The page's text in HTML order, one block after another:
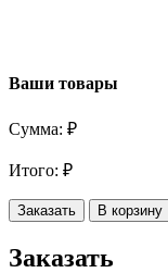
Ваши товары
Сумма: ₽
Итого: ₽
Заказать В корзину
Заказать